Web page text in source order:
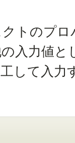
トのプ
入力値と
して入力